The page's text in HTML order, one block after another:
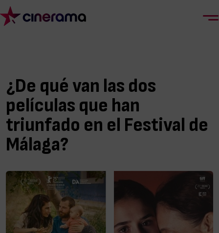
¿De qué van las dos
películas que han
triunfado en el Festival de
Málaga?